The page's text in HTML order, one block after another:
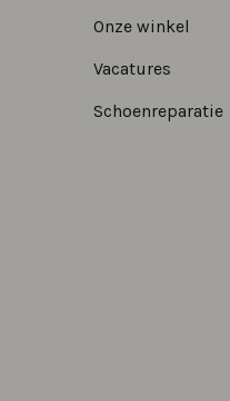
Onze winkel
Vacatures
Schoenreparatie